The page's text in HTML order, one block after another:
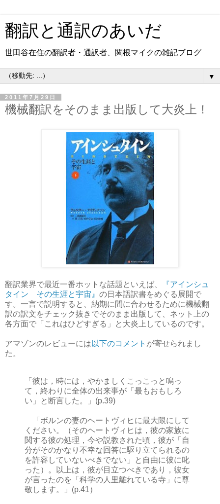
翻訳と通訳のあいだ
世田谷在住の翻訳者・通訳者、関根マイクの雑記ブログ
▼
2011年7月29日
機械翻訳をそのまま出版して大炎上！
翻訳業界で最近一番ホットな話題といえば、
『アインシュ
タイン その生涯と宇宙』 の日本語訳書をめぐる展開で
す。一言で説明すると、納期に間に合わせるために機械翻
訳の訳文をチェック抜きでそのまま出版して、ネット上の
各方面で「これはひどすぎる」と大炎上しているのです。
アマゾンのレビューには 以下のコメント が寄せられまし
た。
「彼は，時には，やかましくこっこっと鳴っ
て，終わりに全体の出来事が「最もおもしろ
い」と断言した。」(p.39)
「ボルンの妻のヘートヴィヒに最大限にして
ください。（そのヘートヴィヒは，彼の家族に
関する彼の処理，今や説教された頃，彼が「自
分がそのかなり不幸な回答に駆り立てられるの
を許容していないべきでない」と自由に彼に叱
った）。以上は，彼が目立つべきであり，彼女
が言ったのを「科学の人里離れている寺」に尊
敬します。」(p.41）